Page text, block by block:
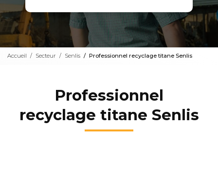
Accueil Secteur Senlis Professionnel recyclage titane Senlis
Professionnel
recyclage titane Senlis